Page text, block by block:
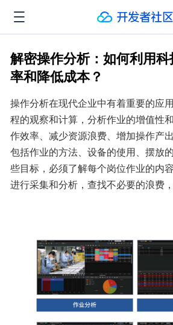
解密操作分析：如何利用
率和降低成本？
操作分析在现代企业中有着重要的应
程的观察和计算，分析作业的增值性
作效率、减少资源浪费、增加操作产
包括作业的方法、设备的使用、摆放
些目标，必须了解每个岗位作业的内
进行采集和分析，查找不必要的浪费